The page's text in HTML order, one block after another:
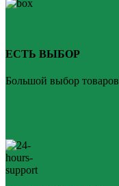
ЕСТЬ ВЫБОР
Большой выбор товаров